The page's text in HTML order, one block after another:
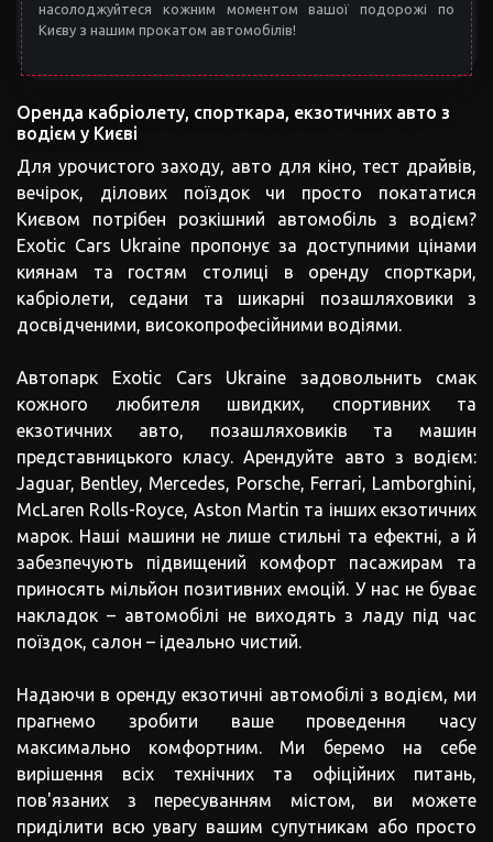
насолоджуйтеся кожним моментом вашої подорожі по
Києву з нашим прокатом автомобілів!
Оренда кабріолету, спорткара, екзотичних авто з
водієм у Києві
Для урочистого заходу, авто для кіно, тест драйвів,
вечірок, ділових поїздок чи просто покататися
Києвом потрібен розкішний автомобіль з водієм?
Exotic Cars Ukraine пропонує за доступними цінами
киянам та гостям столиці в оренду спорткари,
кабріолети, седани та шикарні позашляховики з
досвідченими, високопрофесійними водіями.
Автопарк Exotic Cars Ukraine задовольнить смак
кожного любителя швидких, спортивних та
екзотичних авто, позашляховиків та машин
представницького класу. Арендуйте авто з водієм:
Jaguar, Bentley, Mercedes, Porsche, Ferrari, Lamborghini,
McLaren Rolls-Royce, Aston Martin та інших екзотичних
марок. Наші машини не лише стильні та ефектні, а й
забезпечують підвищений комфорт пасажирам та
приносять мільйон позитивних емоцій. У нас не буває
накладок – автомобілі не виходять з ладу під час
поїздок, салон – ідеально чистий.
Надаючи в оренду екзотичні автомобілі з водієм, ми
прагнемо зробити ваше проведення часу
максимально комфортним. Ми беремо на себе
вирішення всіх технічних та офіційних питань,
пов'язаних з пересуванням містом, ви можете
приділити всю увагу вашим супутникам або просто